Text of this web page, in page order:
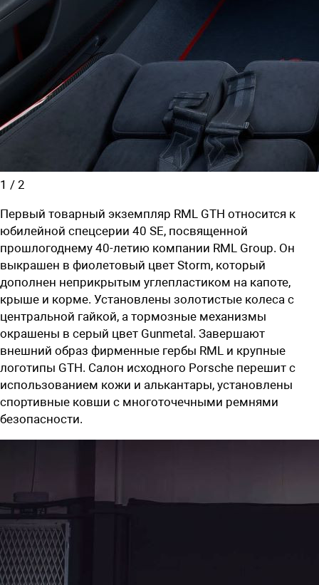
1 / 2
Первый товарный экземпляр RML GTH относится к
юбилейной спецсерии 40 SE, посвященной
прошлогоднему 40-летию компании RML Group. Он
выкрашен в фиолетовый цвет Storm, который
дополнен неприкрытым углепластиком на капоте,
крыше и корме. Установлены золотистые колеса с
центральной гайкой, а тормозные механизмы
окрашены в серый цвет Gunmetal. Завершают
внешний образ фирменные гербы RML и крупные
логотипы GTH. Салон исходного Porsche перешит с
использованием кожи и алькантары, установлены
спортивные ковши с многоточечными ремнями
безопасности.